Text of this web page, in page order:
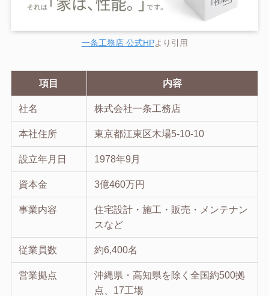
一条工務店 公式HPより引用
項目 内容
社名 株式会社一条工務店
本社住所 東京都江東区木場5-10-10
設立年月日 1978年9月
資本金 3億460万円
事業内容
住宅設計・施工・販売・メンテナン
スなど
従業員数 約6,400名
営業拠点
沖縄県・高知県を除く全国約500拠
点、17工場